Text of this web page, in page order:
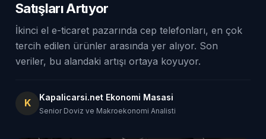
Satışları Artıyor
İkinci el e-ticaret pazarında cep telefonları, en çok
tercih edilen ürünler arasında yer alıyor. Son
veriler, bu alandaki artışı ortaya koyuyor.
K Kapalicarsi.net Ekonomi Masasi
Senior Doviz ve Makroekonomi Analisti